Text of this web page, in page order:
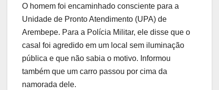
O homem foi encaminhado consciente para a
Unidade de Pronto Atendimento (UPA) de
Arembepe. Para a Polícia Militar, ele disse que o
casal foi agredido em um local sem iluminação
pública e que não sabia o motivo. Informou
também que um carro passou por cima da
namorada dele.